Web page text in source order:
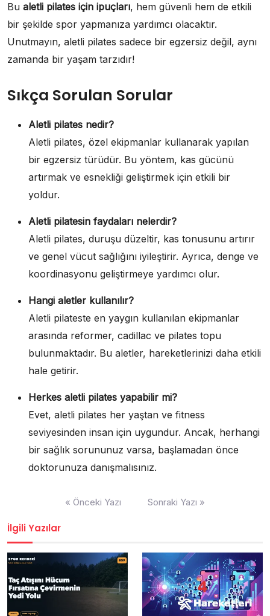
Bu aletli pilates için ipuçları, hem güvenli hem de etkili
bir şekilde spor yapmanıza yardımcı olacaktır.
Unutmayın, aletli pilates sadece bir egzersiz değil, aynı
zamanda bir yaşam tarzıdır!
Sıkça Sorulan Sorular
Aletli pilates nedir?
Aletli pilates, özel ekipmanlar kullanarak yapılan
bir egzersiz türüdür. Bu yöntem, kas gücünü
artırmak ve esnekliği geliştirmek için etkili bir
yoldur.
Aletli pilatesin faydaları nelerdir?
Aletli pilates, duruşu düzeltir, kas tonusunu artırır
ve genel vücut sağlığını iyileştirir. Ayrıca, denge ve
koordinasyonu geliştirmeye yardımcı olur.
Hangi aletler kullanılır?
Aletli pilateste en yaygın kullanılan ekipmanlar
arasında reformer, cadillac ve pilates topu
bulunmaktadır. Bu aletler, hareketlerinizi daha etkili
hale getirir.
Herkes aletli pilates yapabilir mi?
Evet, aletli pilates her yaştan ve fitness
seviyesinden insan için uygundur. Ancak, herhangi
bir sağlık sorununuz varsa, başlamadan önce
doktorunuza danışmalısınız.
« Önceki Yazı Sonraki Yazı »
İlgili Yazılar